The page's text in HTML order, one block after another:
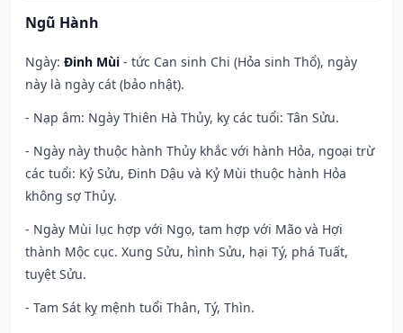
Ngũ Hành
Ngày: Đinh Mùi - tức Can sinh Chi (Hỏa sinh Thổ), ngày
này là ngày cát (bảo nhật).
- Nạp âm: Ngày Thiên Hà Thủy, kỵ các tuổi: Tân Sửu.
- Ngày này thuộc hành Thủy khắc với hành Hỏa, ngoại trừ
các tuổi: Kỷ Sửu, Đinh Dậu và Kỷ Mùi thuộc hành Hỏa
không sợ Thủy.
- Ngày Mùi lục hợp với Ngọ, tam hợp với Mão và Hợi
thành Mộc cục. Xung Sửu, hình Sửu, hại Tý, phá Tuất,
tuyệt Sửu.
- Tam Sát kỵ mệnh tuổi Thân, Tý, Thìn.